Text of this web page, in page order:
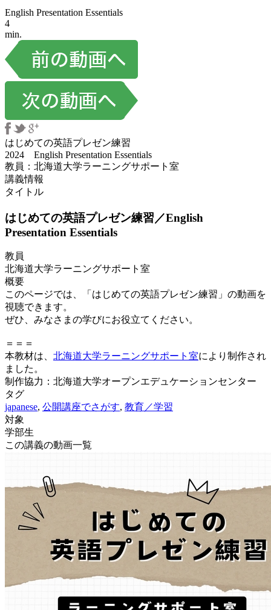
English Presentation Essentials
4
min.
はじめての英語プレゼン練習
2024 English Presentation Essentials
教員：北海道大学ラーニングサポート室
講義情報
タイトル
はじめての英語プレゼン練習／English
Presentation Essentials
教員
北海道大学ラーニングサポート室
概要
このページでは、「はじめての英語プレゼン練習」の動画を
視聴できます。
ぜひ、みなさまの学びにお役立てください。
＝＝＝
本教材は、 北海道大学ラーニングサポート室により制作され
ました。
制作協力：北海道大学オープンエデュケーションセンター
タグ
japanese, 公開講座でさがす, 教育／学習
対象
学部生
この講義の動画一覧